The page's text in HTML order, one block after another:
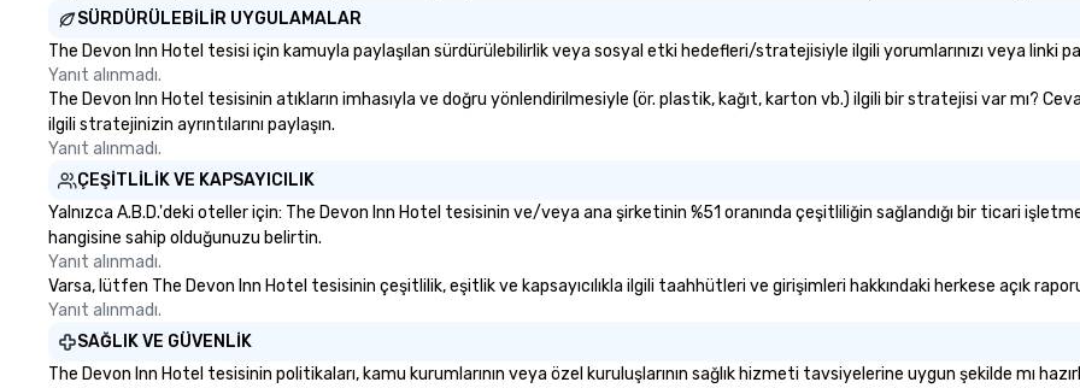
SÜRDÜRÜLEBILIR UYGULAMALAR
The Devon Inn Hotel tesisi için kamuyla paylaşılan sürdürülebilirlik veya sosyal etki hedefleri/stratejisiyle ilgili yorumlarınızı veya linki
Yanıt alınmadı.
The Devon Inn Hotel tesisinin atıkların imhasıyla ve doğru yönlendirilmesiyle (ör. plastik, kağıt, karton vb.) ilgili bir stratejisi var mı?
ilgili stratejinizin ayrıntılarını paylaşın.
Yanıt alınmadı.
ÇEŞITLILIK VE KAPSAYICILIK
Yalnızca A.B.D.'deki oteller için: The Devon Inn Hotel tesisinin ve/veya ana şirketinin %51 oranında çeşitliliğin sağlandığı bir ticari
hangisine sahip olduğunuzu belirtin.
Yanıt alınmadı.
Varsa, lütfen The Devon Inn Hotel tesisinin çeşitlilik, eşitlik ve kapsayıcılıkla ilgili taahhütleri ve girişimleri hakkındaki herkese açık
Yanıt alınmadı.
SAĞLIK VE GÜVENLIK
The Devon Inn Hotel tesisinin politikaları, kamu kurumlarının veya özel kuruluşlarının sağlık hizmeti tavsiyelerine uygun şekilde mı